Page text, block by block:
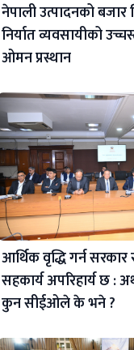
नेपाली उत्पादनको बजार
निर्यात व्यवसायीको
ओमन प्रस्थान
आर्थिक वृद्धि गर्न
सहकार्य अपरिहार्य छ :
कुन सीईओले के भने ?